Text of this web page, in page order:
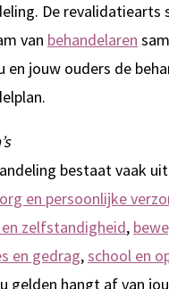
De
van behandelaren
en jouw ouders de
bestaat vaak
en persoonlijke
zelfstandigheid,
en gedrag,school en
gelden hangt af van